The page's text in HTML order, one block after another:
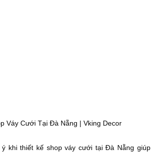
Váy Cưới Tại Đà Nẵng | Vking Decor
khi thiết kế shop váy cưới tại Đà Nẵng giúp